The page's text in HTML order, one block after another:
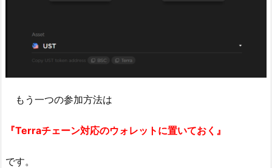
もう一つの参加方法は
『Terraチェーン対応のウォレットに置いておく』
です。